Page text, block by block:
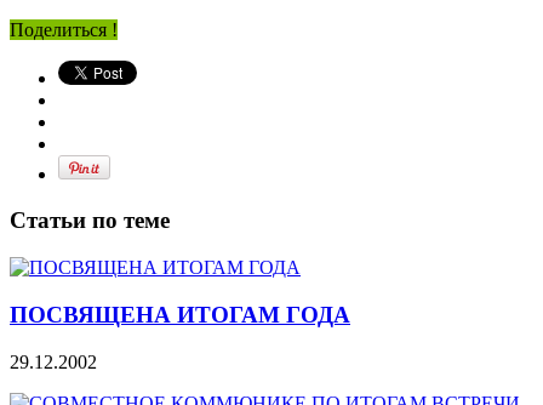
Поделиться !
Статьи по теме
ПОСВЯЩЕНА ИТОГАМ ГОДА
29.12.2002